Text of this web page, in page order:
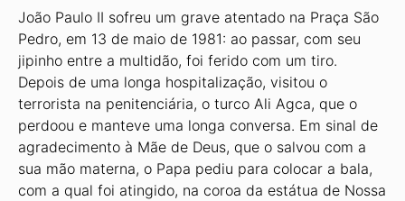
João Paulo II sofreu um grave atentado na Praça São
Pedro, em 13 de maio de 1981: ao passar, com seu
jipinho entre a multidão, foi ferido com um tiro.
Depois de uma longa hospitalização, visitou o
terrorista na penitenciária, o turco Ali Agca, que o
perdoou e manteve uma longa conversa. Em sinal de
agradecimento à Mãe de Deus, que o salvou com a
sua mão materna, o Papa pediu para colocar a bala,
com a qual foi atingido, na coroa da estátua de Nossa